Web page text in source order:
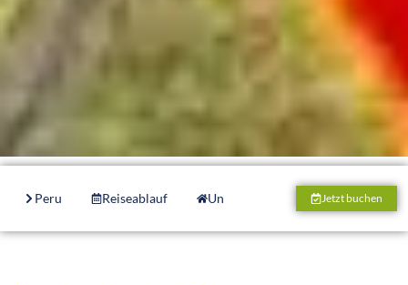
Peru Reiseablauf Unterkunft Boote
Jetzt buchen